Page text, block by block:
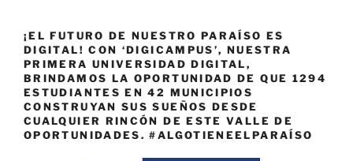
¡EL FUTURO DE NUESTRO PARAÍSO ES
DIGITAL! CON ‘DIGICAMPUS’, NUESTRA
PRIMERA UNIVERSIDAD DIGITAL,
BRINDAMOS LA OPORTUNIDAD DE QUE 1294
ESTUDIANTES EN 42 MUNICIPIOS
CONSTRUYAN SUS SUEÑOS DESDE
CUALQUIER RINCÓN DE ESTE VALLE DE
OPORTUNIDADES. #ALGOTIENEELPARAÍSO